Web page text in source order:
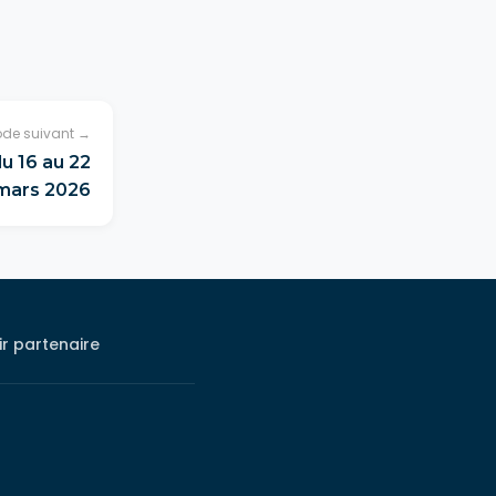
suivant →
16 au 22
2026
partenaire